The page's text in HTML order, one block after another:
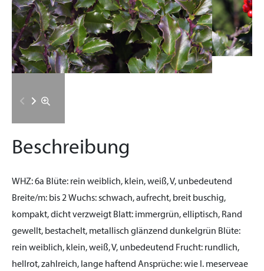
Beschreibung
WHZ:6a Blüte: rein weiblich, klein, weiß, V, unbedeutend
Breite/m: bis 2Wuchs:schwach, aufrecht, breit buschig,
kompakt, dicht verzweigt Blatt: immergrün, elliptisch, Rand
gewellt, bestachelt, metallisch glänzend dunkelgrün Blüte:
rein weiblich, klein, weiß, V, unbedeutend Frucht: rundlich,
hellrot, zahlreich, lange haftend Ansprüche:wie I. meserveae